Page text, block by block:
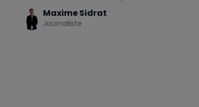
Maxime Sidrat
Journaliste